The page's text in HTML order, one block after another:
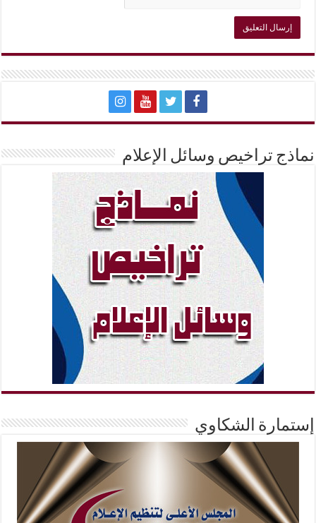
نماذج تراخيص وسائل الإعلام
إستمارة الشكاوي